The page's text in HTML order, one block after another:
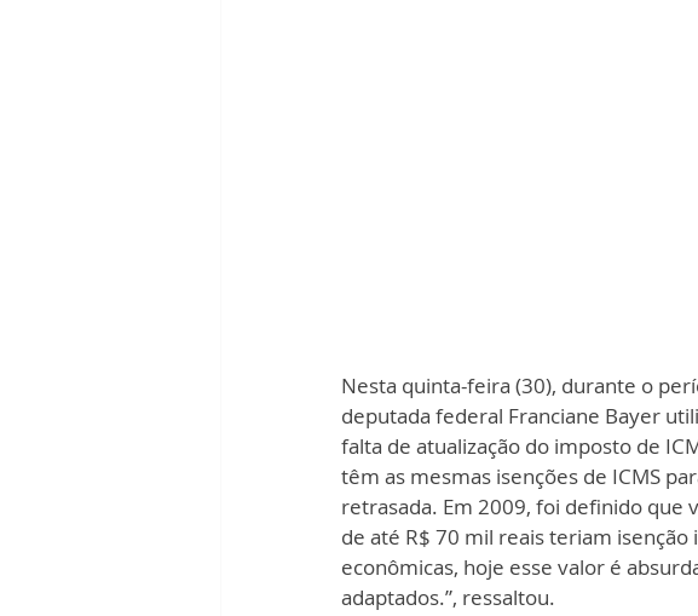
Nesta quinta-feira (30), durante o
deputada federal Franciane Bayer
falta de atualização do imposto de
têm as mesmas isenções de ICMS
retrasada. Em 2009, foi definido que
de até R$ 70 mil reais teriam isenção
econômicas, hoje esse valor é
adaptados.”, ressaltou.